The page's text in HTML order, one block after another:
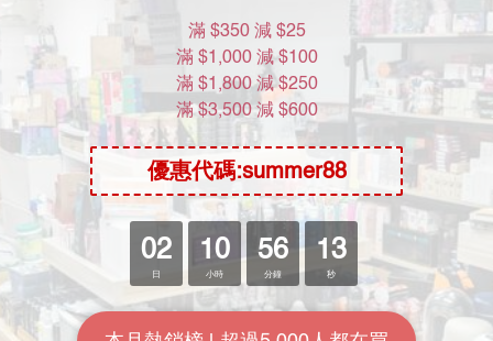
加入我們
批發查詢
KOL計劃
常用資訊
送貨包裝
付款方式
送貨方式
常見問題：一般用戶